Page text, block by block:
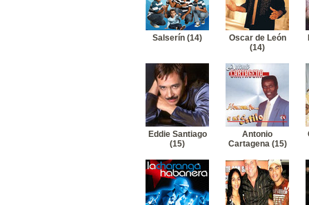
Salserín (14)
Oscar de León
(14)
Eddie Santiago
(15)
Antonio
Cartagena (15)